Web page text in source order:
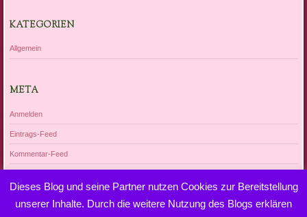
KATEGORIEN
Allgemein
META
Anmelden
Eintrags-Feed
Kommentar-Feed
Dieses Blog und seine Partner nutzen Cookies zur Bereitstellung
unserer Inhalte. Durch die weitere Nutzung des Blogs erklären